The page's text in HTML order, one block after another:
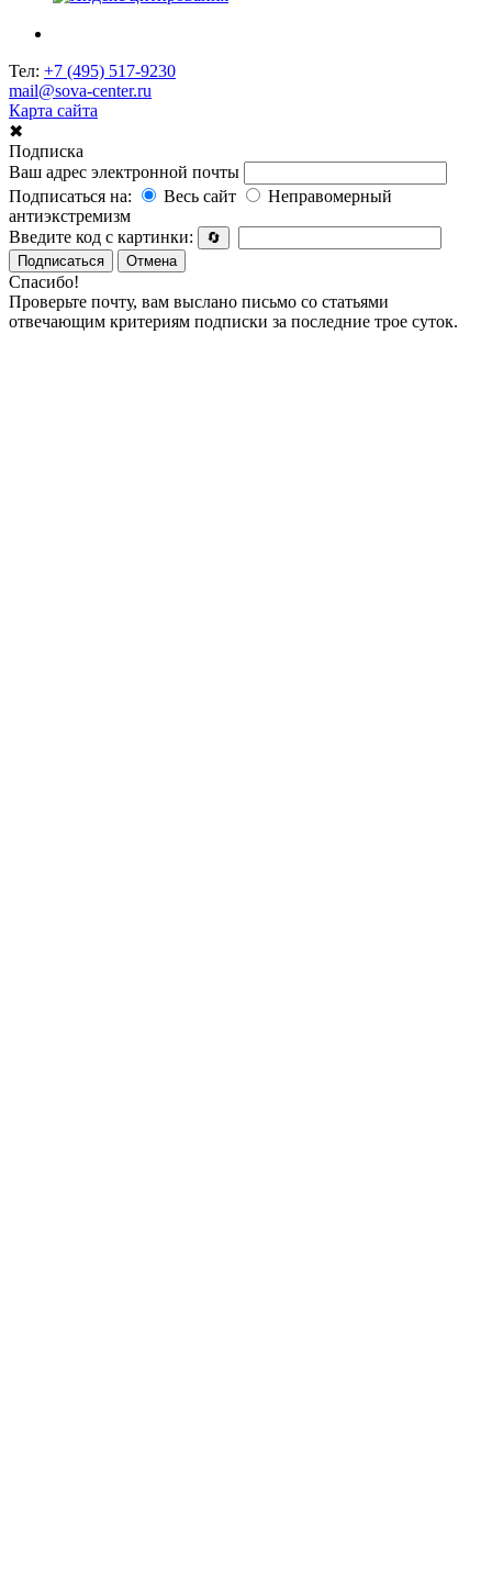
Тел: +7 (495) 517-9230
mail@sova-center.ru
Карта сайта
✖
Подписка
Ваш адрес электронной почты
Подписаться на:
Весь сайт
Неправомерный
антиэкстремизм
Введите код с картинки:
🔄
Подписаться
Отмена
Спасибо!
Проверьте почту, вам выслано письмо со статьями
отвечающим критериям подписки за последние трое суток.